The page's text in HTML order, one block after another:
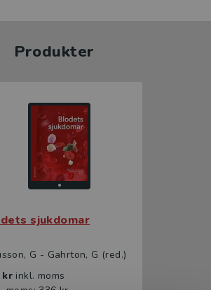
Produkter
sjukdomar
G - Gahrton, G (red.)
kr inkl. moms